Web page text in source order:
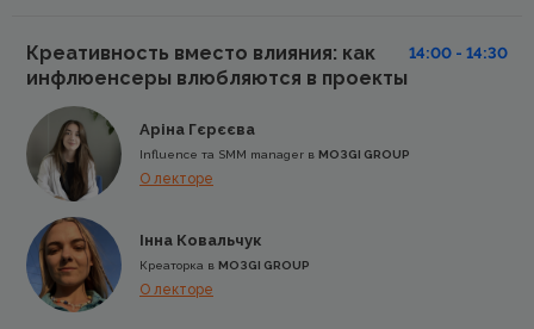
Платный рекламный трафик и органический (бесплатный)
трафик
Креативность вместо влияния: как
инфлюенсеры влюбляются в проекты
14:00 - 14:30
Аріна Гєрєєва
Influence та SMM manager в MOЗGI GROUP
О лекторе
Інна Ковальчук
Креаторка в MOЗGI GROUP
О лекторе